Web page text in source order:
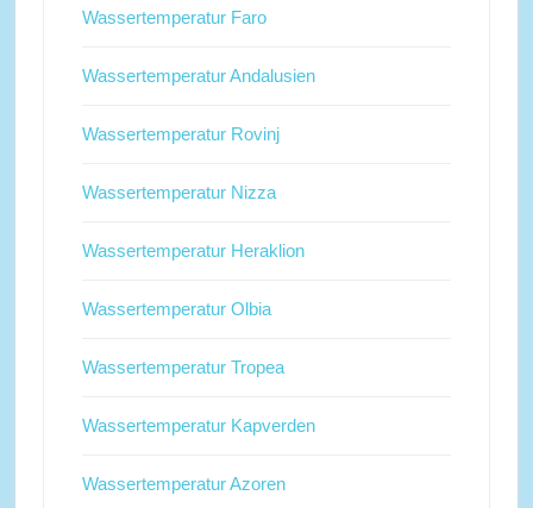
Wassertemperatur Faro
Wassertemperatur Andalusien
Wassertemperatur Rovinj
Wassertemperatur Nizza
Wassertemperatur Heraklion
Wassertemperatur Olbia
Wassertemperatur Tropea
Wassertemperatur Kapverden
Wassertemperatur Azoren